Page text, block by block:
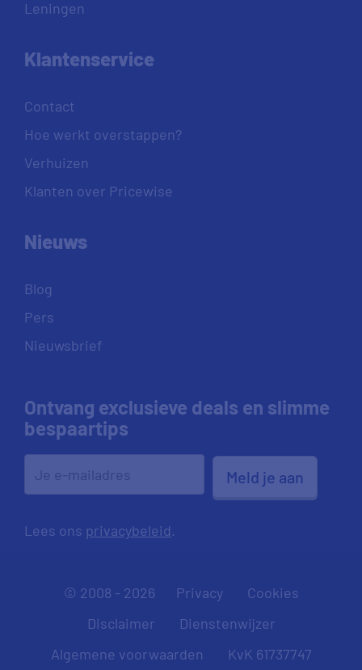
Leningen
Klantenservice
Contact
Hoe werkt overstappen?
Verhuizen
Klanten over Pricewise
Nieuws
Blog
Pers
Nieuwsbrief
Ontvang exclusieve deals en slimme
bespaartips
Meld je aan
Lees ons privacybeleid.
© 2008 - 2026 Privacy
Cookies
Disclaimer
Dienstenwijzer
Algemene voorwaarden
KvK 61737747